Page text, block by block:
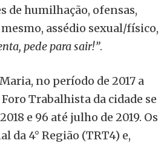
humilhação, ofensas,
assédio sexual/físico,
pede para sair!”.
no período de 2017 a
Trabalhista da cidade se
e 96 até julho de 2019. Os
da 4° Região (TRT4) e,